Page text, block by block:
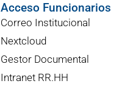
Acceso Funcionarios
Correo Institucional
Nextcloud
Gestor Documental
Intranet RR.HH